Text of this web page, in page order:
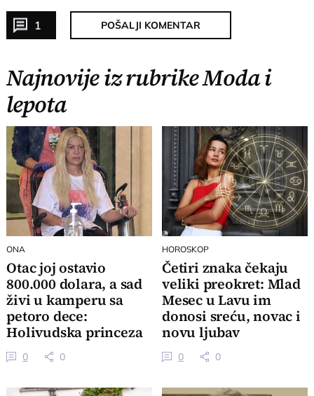
1 POŠALJI KOMENTAR
Najnovije iz rubrike Moda i
lepota
ONA
Otac joj ostavio
800.000 dolara, a sad
živi u kamperu sa
petoro dece:
Holivudska princeza
jedva ima za hranu
0 0
HOROSKOP
Četiri znaka čekaju
veliki preokret: Mlad
Mesec u Lavu im
donosi sreću, novac i
novu ljubav
0 0